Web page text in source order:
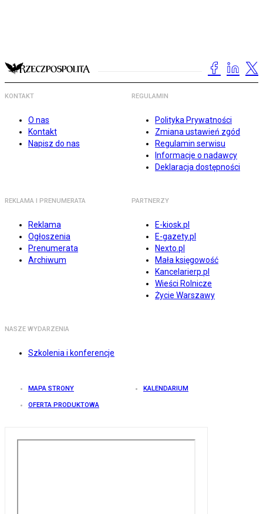
KONTAKT
O nas
Kontakt
Napisz do nas
REGULAMIN
Polityka Prywatności
Zmiana ustawień zgód
Regulamin serwisu
Informacje o nadawcy
Deklaracja dostępności
REKLAMA I PRENUMERATA
Reklama
Ogłoszenia
Prenumerata
Archiwum
PARTNERZY
E-kiosk.pl
E-gazety.pl
Nexto.pl
Mała księgowość
Kancelarierp.pl
Wieści Rolnicze
Życie Warszawy
NASZE WYDARZENIA
Szkolenia i konferencje
MAPA STRONY KALENDARIUM
OFERTA PRODUKTOWA